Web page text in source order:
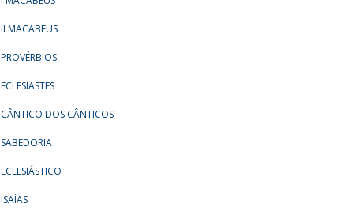
II MACABEUS
PROVÉRBIOS
ECLESIASTES
CÂNTICO DOS CÂNTICOS
SABEDORIA
ECLESIÁSTICO
ISAÍAS